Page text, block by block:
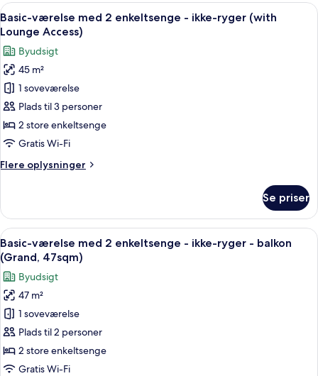
hjørneværelse
(with
Lounge
Access)
1
kingsize-
-
ikke-
ryger
hjørneværelse
Lounge
Access)
Indlæs
alle
billeder
af
Basic-
værelse
med
2
enkeltsenge
ikke-
Lounge
Access)
Et hotelværelse med to senge, en
13
Basic-værelse med 2 enkeltsenge - ikke-ryger (with
Lounge Access)
Byudsigt
45 m²
1 soveværelse
Plads til 3 personer
2 store enkeltsenge
Gratis Wi-Fi
Flere oplysninger
Flere
værelse
med
2
enkeltsenge
-
ikke-
ryger
(with
Lounge
Access)
Se priser
Indlæs
alle
billeder
af
Basic-
værelse
med
2
enkeltsenge
Et hotelværelse med en sofa, to
13
Basic-værelse med 2 enkeltsenge - ikke-ryger - balkon
(Grand, 47sqm)
Byudsigt
47 m²
1 soveværelse
Plads til 2 personer
2 store enkeltsenge
Gratis Wi-Fi